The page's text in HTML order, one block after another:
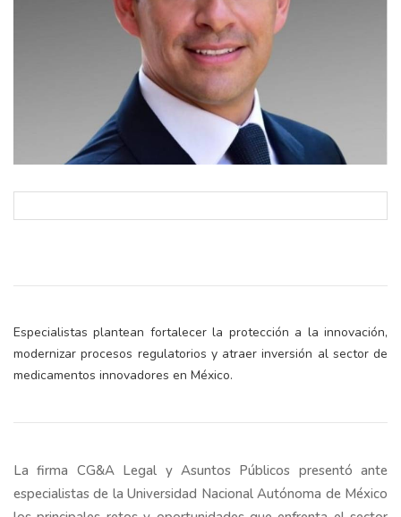
Especialistas plantean fortalecer la protección a la innovación,
modernizar procesos regulatorios y atraer inversión al sector de
medicamentos innovadores en México.
La firma CG&A Legal y Asuntos Públicos presentó ante
especialistas de la Universidad Nacional Autónoma de México